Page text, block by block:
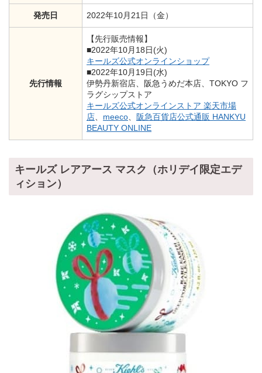
発売日 2022年10月21日（金）
先行情報
【先行販売情報】
■2022年10月18日(火)
キールズ公式オンラインショップ
■2022年10月19日(水)
伊勢丹新宿店、阪急うめだ本店、TOKYO フ
ラグシップストア
キールズ公式オンラインストア 楽天市場
店
meeco
阪急百貨店公式通販 HANKYU
BEAUTY ONLINE
キールズ レアアース マスク（ホリデイ限定エデ
ィション）